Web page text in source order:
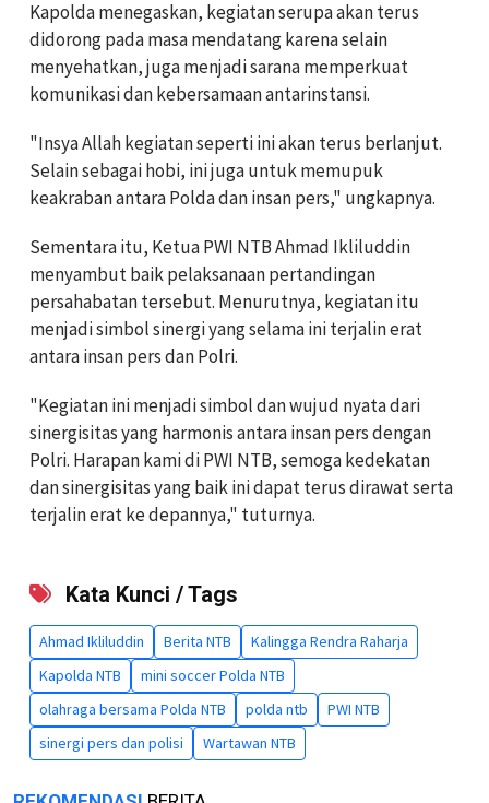
Kapolda menegaskan, kegiatan serupa akan terus
didorong pada masa mendatang karena selain
menyehatkan, juga menjadi sarana memperkuat
komunikasi dan kebersamaan antarinstansi.
"Insya Allah kegiatan seperti ini akan terus berlanjut.
Selain sebagai hobi, ini juga untuk memupuk
keakraban antara Polda dan insan pers," ungkapnya.
Sementara itu, Ketua PWI NTB Ahmad Ikliluddin
menyambut baik pelaksanaan pertandingan
persahabatan tersebut. Menurutnya, kegiatan itu
menjadi simbol sinergi yang selama ini terjalin erat
antara insan pers dan Polri.
"Kegiatan ini menjadi simbol dan wujud nyata dari
sinergisitas yang harmonis antara insan pers dengan
Polri. Harapan kami di PWI NTB, semoga kedekatan
dan sinergisitas yang baik ini dapat terus dirawat serta
terjalin erat ke depannya," tuturnya.
Kata Kunci / Tags
Ahmad Ikliluddin Berita NTB
Kalingga Rendra Raharja
Kapolda NTB
mini soccer Polda NTB
olahraga bersama Polda NTB
polda ntb
PWI NTB
sinergi pers dan polisi
Wartawan NTB